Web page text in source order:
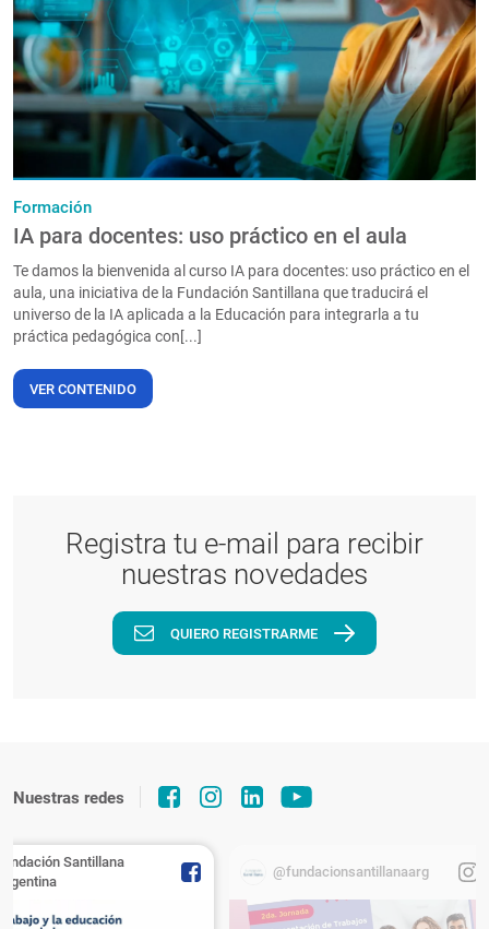
PT
Formación
IA para docentes: uso práctico en el aula
Te damos la bienvenida al curso IA para docentes: uso práctico en el
aula, una iniciativa de la Fundación Santillana que traducirá el
universo de la IA aplicada a la Educación para integrarla a tu
práctica pedagógica con[...]
VER CONTENIDO
Registra tu e-mail para recibir
nuestras novedades
QUIERO REGISTRARME
Nuestras redes
Santillana
@fundacionsantillanaarg